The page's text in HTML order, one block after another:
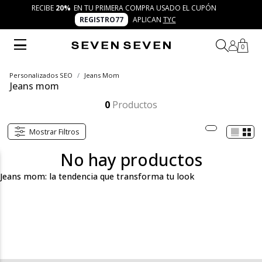
RECIBE 20% EN TU PRIMERA COMPRA USADO EL CUPÓN
REGISTRO77
APLICAN TYC
0
Personalizados SEO Jeans Mom
Jeans mom
0 Productos
Mostrar Filtros
No hay productos
Jeans mom: la tendencia que transforma tu look
perfectos para ello. Son ideales para quienes aprecian un look